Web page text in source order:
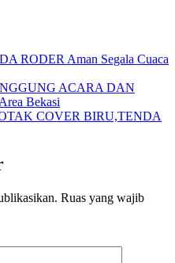
RODER Aman Segala Cuaca
ACARA DAN
Bekasi
COVER BIRU,TENDA
Ruas yang wajib